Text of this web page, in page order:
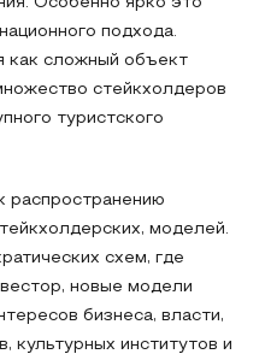
подхода.
как сложный объект
стейкхолдеров
туристского
распространению
моделей.
схем, где
новые модели
бизнеса, власти,
культурных институтов и